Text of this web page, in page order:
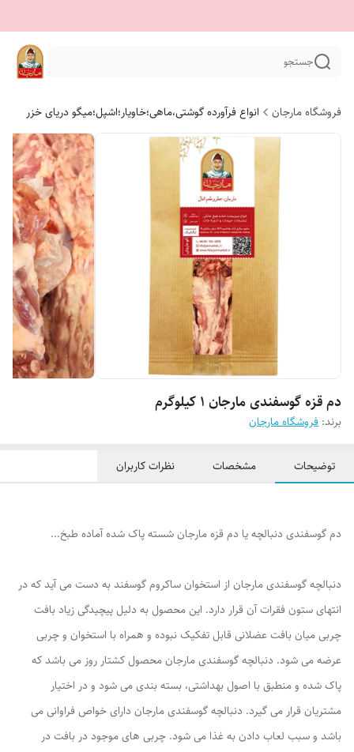
جستجو
فروشگاه مارجان انواع فرآورده گوشتی،ماهی؛خاویار؛اشپل؛میگو دریای خزر
دم قزه گوسفندی مارجان 1 کیلوگرم
برند: فروشگاه مارجان
توضیحات مشخصات نظرات کاربران
دم گوسفندی دنبالچه یا دم قزه مارجان شسته پاک شده آماده طبخ...
دنبالچه گوسفندی مارجان از استخوان ساکروم گوسفند به دست می آید که در
انتهای ستون فقرات آن قرار دارد. این محصول به دلیل پیچیدگی زیاد بافت
چربی میان بافت عضلانی قابل تفکیک نبوده و همراه با استخوان و چربی
عرضه می شود. دنبالچه گوسفندی مارجان محصول کشتار روز می باشد که
پاک شده و منطبق با اصول بهداشتی، بسته بندی می شود و در اختیار
مشتریان قرار می گیرد. دنبالچه گوسفندی مارجان دارای خواص فراوانی می
باشد و سبب لعاب دادن به غذا می شود. چربی های موجود در بافت در